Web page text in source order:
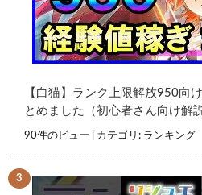
【白猫】ランク上限解放950向
とめました（初心者さん向け解
90件のビュー カテゴリ: ランキング